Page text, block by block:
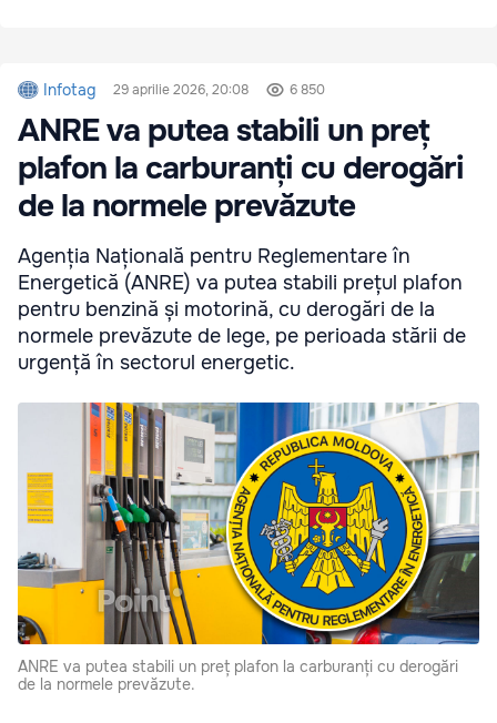
Infotag 29 aprilie 2026, 20:08 6 850
ANRE va putea stabili un preț
plafon la carburanți cu derogări
de la normele prevăzute
Agenția Națională pentru Reglementare în
Energetică (ANRE) va putea stabili prețul plafon
pentru benzină și motorină, cu derogări de la
normele prevăzute de lege, pe perioada stării de
urgență în sectorul energetic.
ANRE va putea stabili un preț plafon la carburanți cu derogări
de la normele prevăzute.